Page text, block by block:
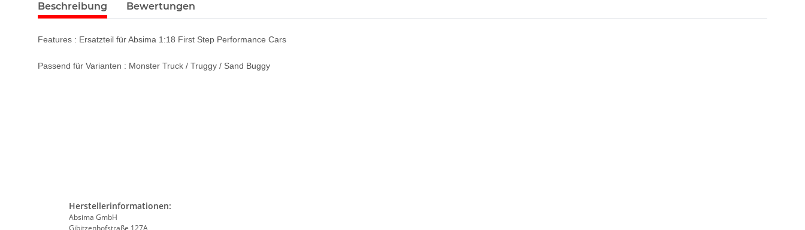
Beschreibung Bewertungen
Features : Ersatzteil für Absima 1:18 First Step Performance Cars
Passend für Varianten : Monster Truck / Truggy / Sand Buggy
Herstellerinformationen:
Absima GmbH